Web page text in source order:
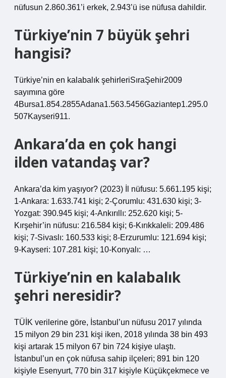
nüfusun 2.860.361’i erkek, 2.943’ü ise nüfusa dahildir.
Türkiye’nin 7 büyük şehri
hangisi?
Türkiye’nin en kalabalık şehirleriSıraŞehir2009
sayımına göre
4Bursa1.854.2855Adana1.563.5456Gaziantep1.295.0
507Kayseri911.
Ankara’da en çok hangi
ilden vatandaş var?
Ankara’da kim yaşıyor? (2023) İl nüfusu: 5.661.195 kişi;
1-Ankara: 1.633.741 kişi; 2-Çorumlu: 431.630 kişi; 3-
Yozgat: 390.945 kişi; 4-Ankırıllı: 252.620 kişi; 5-
Kırşehir’in nüfusu: 216.584 kişi; 6-Kırıkkaleli: 209.486
kişi; 7-Sivaslı: 160.533 kişi; 8-Erzurumlu: 121.694 kişi;
9-Kayseri: 107.281 kişi; 10-Konyalı: …
Türkiye’nin en kalabalık
şehri neresidir?
TÜİK verilerine göre, İstanbul’un nüfusu 2017 yılında
15 milyon 29 bin 231 kişi iken, 2018 yılında 38 bin 493
kişi artarak 15 milyon 67 bin 724 kişiye ulaştı.
İstanbul’un en çok nüfusa sahip ilçeleri; 891 bin 120
kişiyle Esenyurt, 770 bin 317 kişiyle Küçükçekmece ve